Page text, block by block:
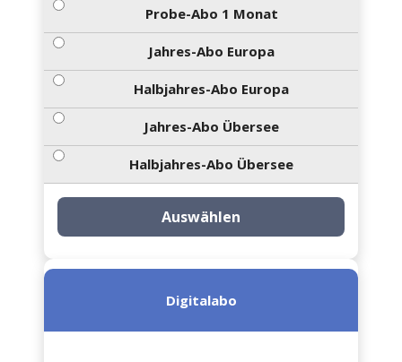
Probe-Abo 1 Monat
Jahres-Abo Europa
Halbjahres-Abo Europa
Jahres-Abo Übersee
Halbjahres-Abo Übersee
Auswählen
Digitalabo